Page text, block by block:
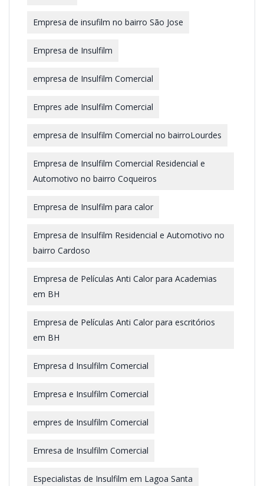
Empresa de insufilm no bairro São Jose
Empresa de Insulfilm
empresa de Insulfilm Comercial
Empres ade Insulfilm Comercial
empresa de Insulfilm Comercial no bairroLourdes
Empresa de Insulfilm Comercial Residencial e
Automotivo no bairro Coqueiros
Empresa de Insulfilm para calor
Empresa de Insulfilm Residencial e Automotivo no
bairro Cardoso
Empresa de Películas Anti Calor para Academias
em BH
Empresa de Películas Anti Calor para escritórios
em BH
Empresa d Insulfilm Comercial
Empresa e Insulfilm Comercial
empres de Insulfilm Comercial
Emresa de Insulfilm Comercial
Especialistas de Insulfilm em Lagoa Santa